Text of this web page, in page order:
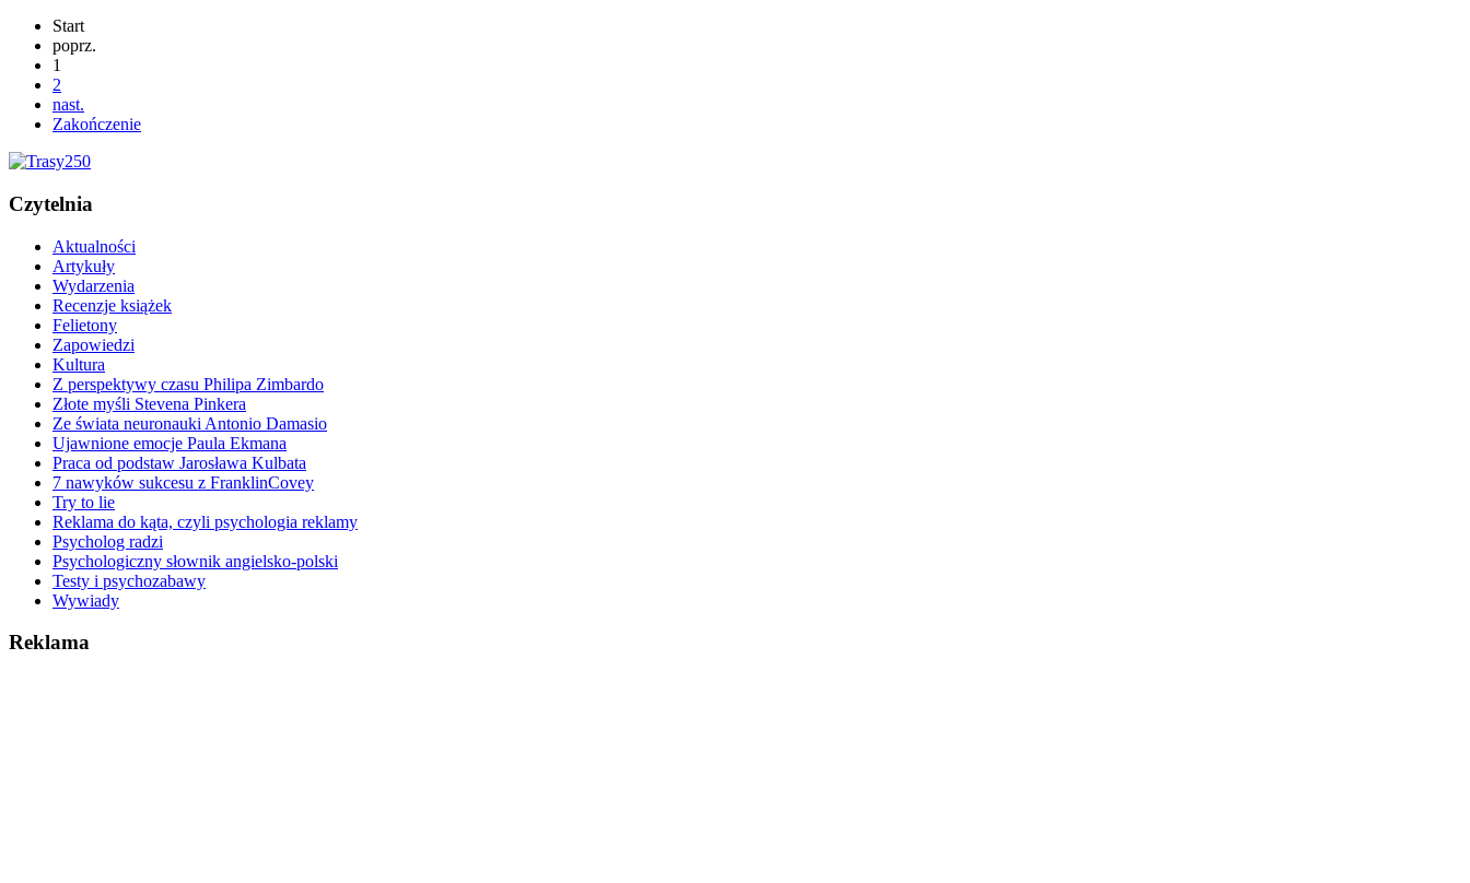
Start
poprz.
1
2
nast.
Zakończenie
Czytelnia
Aktualności
Artykuły
Wydarzenia
Recenzje książek
Felietony
Zapowiedzi
Kultura
Z perspektywy czasu Philipa Zimbardo
Złote myśli Stevena Pinkera
Ze świata neuronauki Antonio Damasio
Ujawnione emocje Paula Ekmana
Praca od podstaw Jarosława Kulbata
7 nawyków sukcesu z FranklinCovey
Try to lie
Reklama do kąta, czyli psychologia reklamy
Psycholog radzi
Psychologiczny słownik angielsko-polski
Testy i psychozabawy
Wywiady
Reklama